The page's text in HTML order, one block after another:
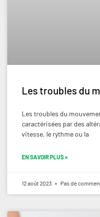
Les troubles du
Les troubles du
caractérisées par des
vitesse, le rythme ou la
EN SAVOIR PLUS »
12 août 2023 Pas de